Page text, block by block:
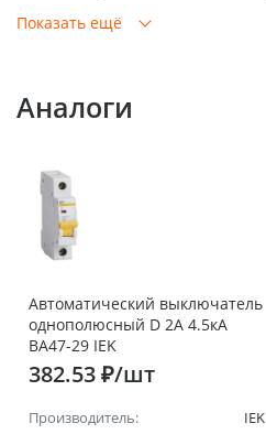
Показать ещё
Аналоги
Автоматический выключатель
однополюсный D 2А 4.5кА
ВА47-29 IEK
382.53 ₽/шт
Производитель: IEK